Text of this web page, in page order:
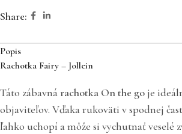
Share:
Popis
Rachotka Fairy – Jollein
Táto zábavnárachotka On the go je
objaviteľov. Vďaka rukoväti v spodnej
ľahko uchopí a môže si vychutnať veselé